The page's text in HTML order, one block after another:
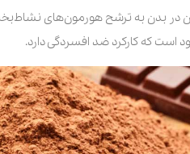
در بدن به ترشح هورمون‌های
است که کارکرد ضد افسردگی دارد.